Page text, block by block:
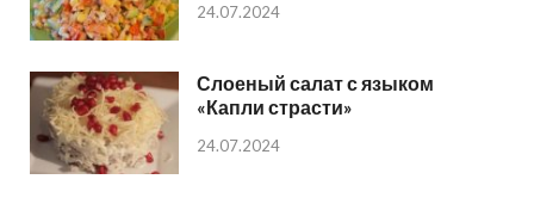
24.07.2024
Слоеный салат с языком
«Капли страсти»
24.07.2024